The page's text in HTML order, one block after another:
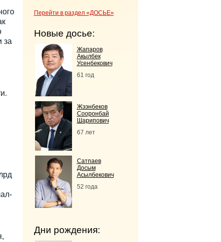
за
Перейти в раздел «ДОСЬЕ»
Новые досье:
Жапаров
Акылбек
Усенбекович
61 год
Жээнбеков
Сооронбай
Шарипович
67 лет
Сатпаев
Досым
Асылбекович
52 года
Дни рождения: